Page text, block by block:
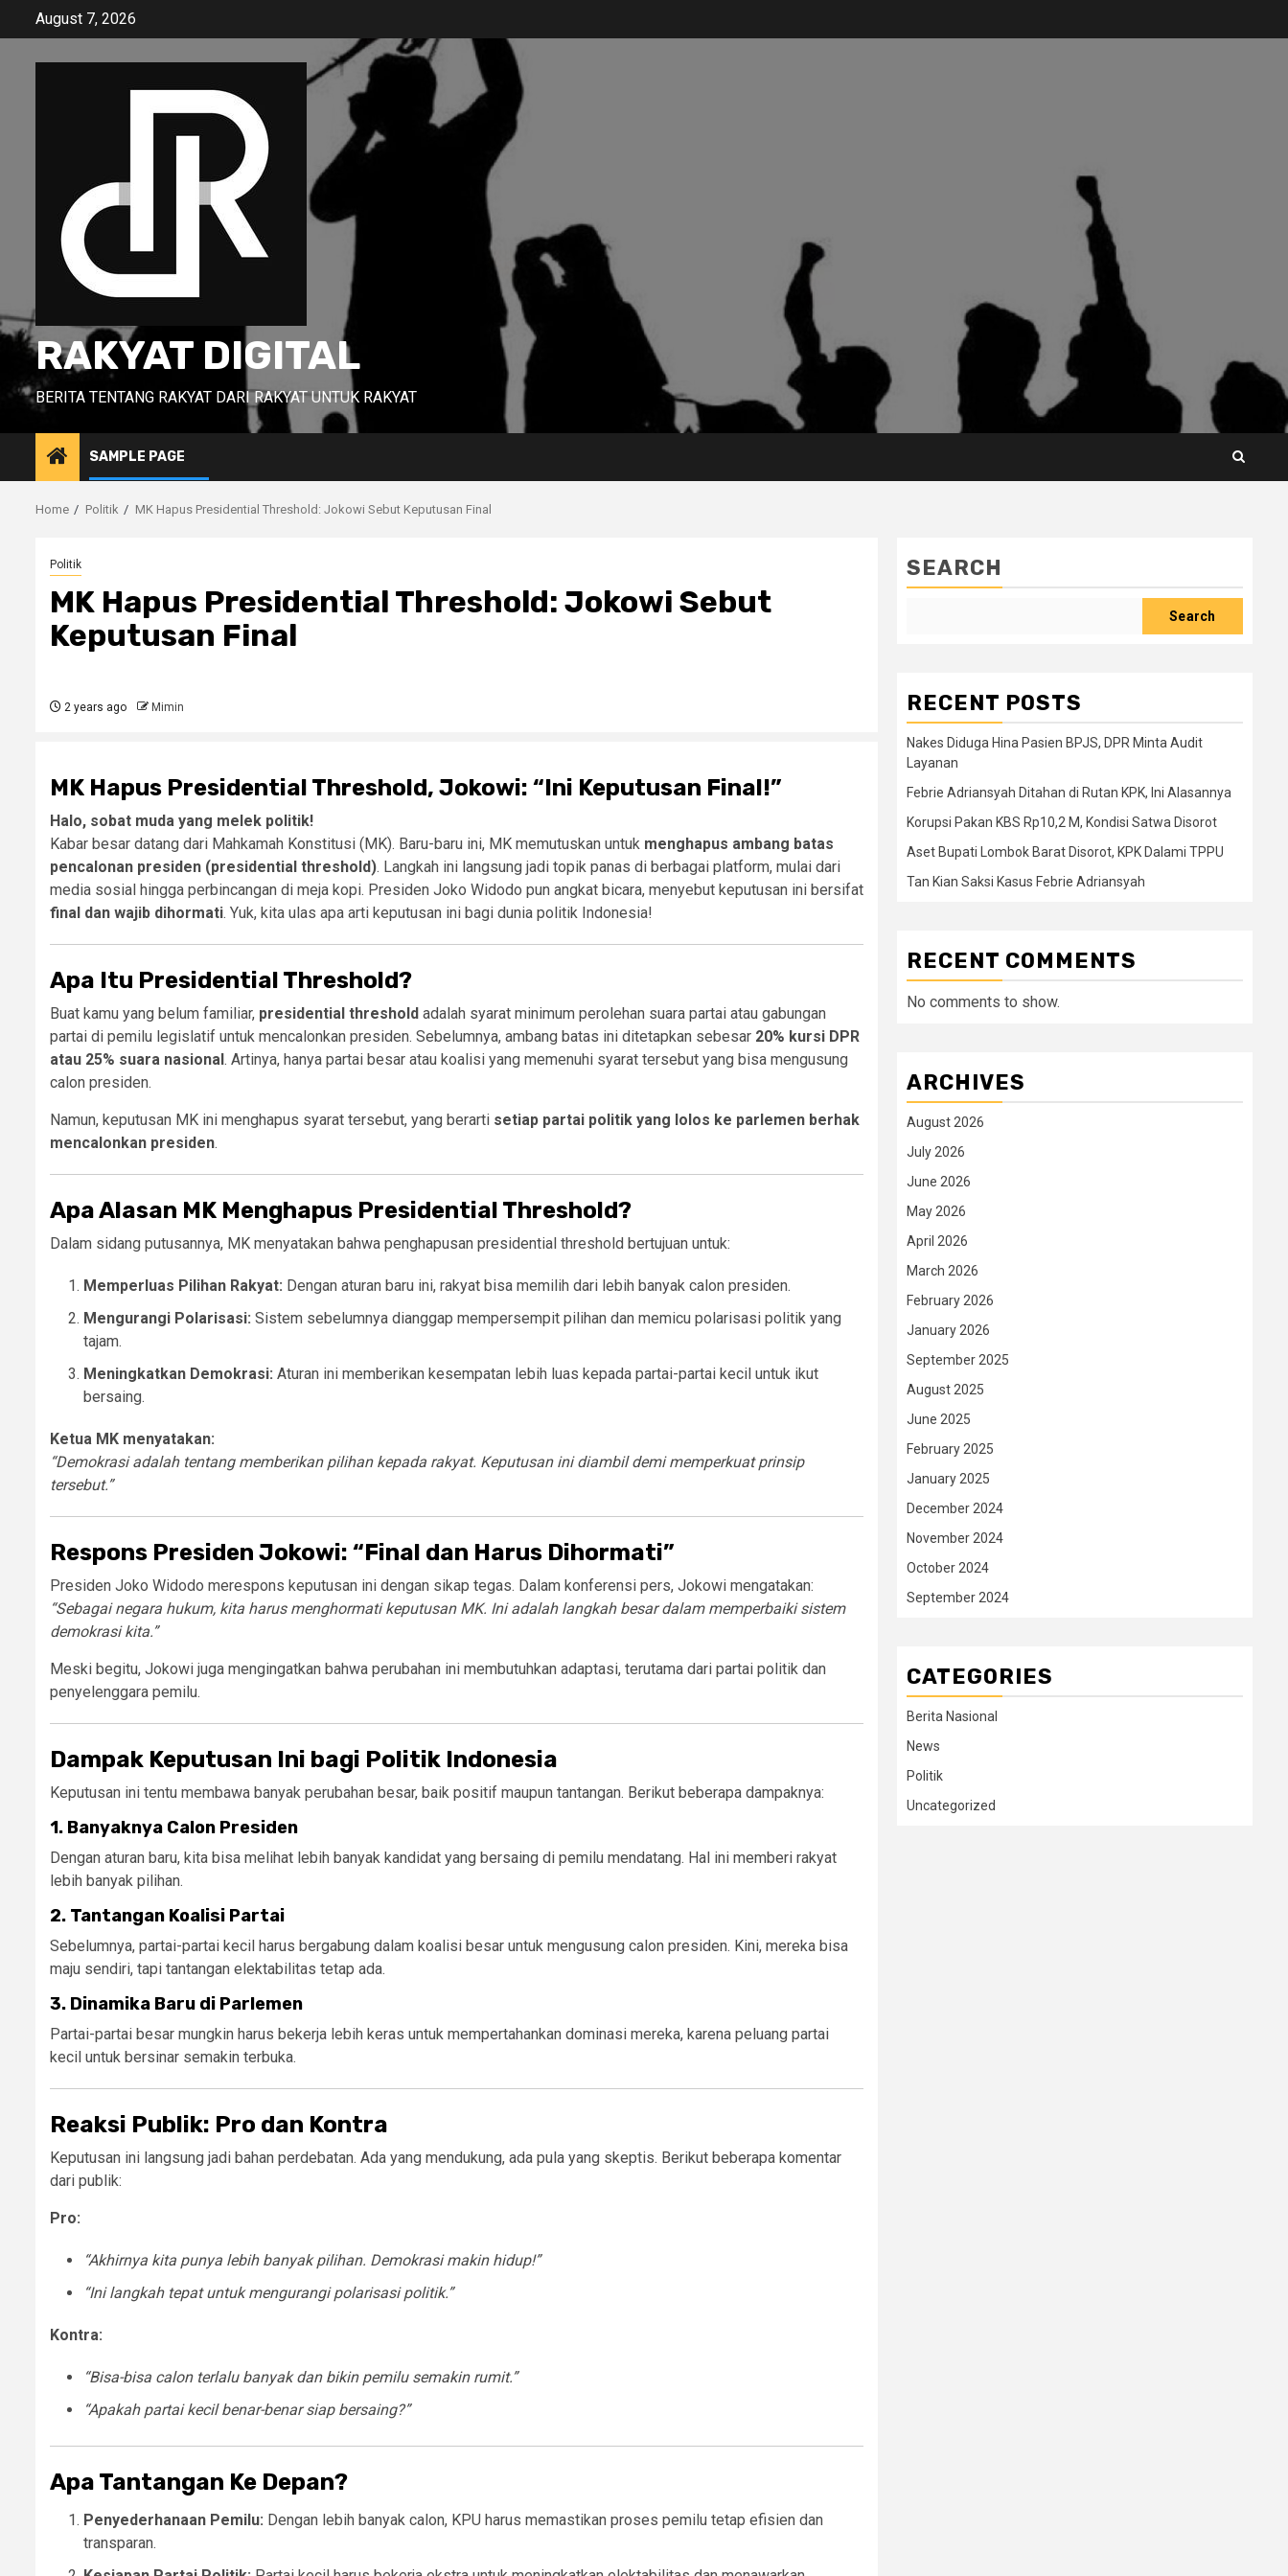
August 7, 2026
RAKYAT DIGITAL
BERITA TENTANG RAKYAT DARI RAKYAT UNTUK RAKYAT
SAMPLE PAGE
Home Politik MK Hapus Presidential Threshold: Jokowi Sebut Keputusan Final
Politik
MK Hapus Presidential Threshold: Jokowi Sebut
Keputusan Final
2 years ago Mimin
MK Hapus Presidential Threshold, Jokowi: “Ini Keputusan Final!”
Halo, sobat muda yang melek politik!
Kabar besar datang dari Mahkamah Konstitusi (MK). Baru-baru ini, MK memutuskan untuk menghapus ambang batas
pencalonan presiden (presidential threshold). Langkah ini langsung jadi topik panas di berbagai platform, mulai dari
media sosial hingga perbincangan di meja kopi. Presiden Joko Widodo pun angkat bicara, menyebut keputusan ini bersifat
final dan wajib dihormati. Yuk, kita ulas apa arti keputusan ini bagi dunia politik Indonesia!
Apa Itu Presidential Threshold?
Buat kamu yang belum familiar, presidential threshold adalah syarat minimum perolehan suara partai atau gabungan
partai di pemilu legislatif untuk mencalonkan presiden. Sebelumnya, ambang batas ini ditetapkan sebesar 20% kursi DPR
atau 25% suara nasional. Artinya, hanya partai besar atau koalisi yang memenuhi syarat tersebut yang bisa mengusung
calon presiden.
Namun, keputusan MK ini menghapus syarat tersebut, yang berarti setiap partai politik yang lolos ke parlemen berhak
mencalonkan presiden.
Apa Alasan MK Menghapus Presidential Threshold?
Dalam sidang putusannya, MK menyatakan bahwa penghapusan presidential threshold bertujuan untuk:
Memperluas Pilihan Rakyat: Dengan aturan baru ini, rakyat bisa memilih dari lebih banyak calon presiden.
Mengurangi Polarisasi: Sistem sebelumnya dianggap mempersempit pilihan dan memicu polarisasi politik yang
tajam.
Meningkatkan Demokrasi: Aturan ini memberikan kesempatan lebih luas kepada partai-partai kecil untuk ikut
bersaing.
Ketua MK menyatakan:
“Demokrasi adalah tentang memberikan pilihan kepada rakyat. Keputusan ini diambil demi memperkuat prinsip
tersebut.”
Respons Presiden Jokowi: “Final dan Harus Dihormati”
Presiden Joko Widodo merespons keputusan ini dengan sikap tegas. Dalam konferensi pers, Jokowi mengatakan:
“Sebagai negara hukum, kita harus menghormati keputusan MK. Ini adalah langkah besar dalam memperbaiki sistem
demokrasi kita.”
Meski begitu, Jokowi juga mengingatkan bahwa perubahan ini membutuhkan adaptasi, terutama dari partai politik dan
penyelenggara pemilu.
Dampak Keputusan Ini bagi Politik Indonesia
Keputusan ini tentu membawa banyak perubahan besar, baik positif maupun tantangan. Berikut beberapa dampaknya:
1. Banyaknya Calon Presiden
Dengan aturan baru, kita bisa melihat lebih banyak kandidat yang bersaing di pemilu mendatang. Hal ini memberi rakyat
lebih banyak pilihan.
2. Tantangan Koalisi Partai
Sebelumnya, partai-partai kecil harus bergabung dalam koalisi besar untuk mengusung calon presiden. Kini, mereka bisa
maju sendiri, tapi tantangan elektabilitas tetap ada.
3. Dinamika Baru di Parlemen
Partai-partai besar mungkin harus bekerja lebih keras untuk mempertahankan dominasi mereka, karena peluang partai
kecil untuk bersinar semakin terbuka.
Reaksi Publik: Pro dan Kontra
Keputusan ini langsung jadi bahan perdebatan. Ada yang mendukung, ada pula yang skeptis. Berikut beberapa komentar
dari publik:
Pro:
“Akhirnya kita punya lebih banyak pilihan. Demokrasi makin hidup!”
“Ini langkah tepat untuk mengurangi polarisasi politik.”
Kontra:
“Bisa-bisa calon terlalu banyak dan bikin pemilu semakin rumit.”
“Apakah partai kecil benar-benar siap bersaing?”
Apa Tantangan Ke Depan?
Penyederhanaan Pemilu: Dengan lebih banyak calon, KPU harus memastikan proses pemilu tetap efisien dan
transparan.
SEARCH
Search
RECENT POSTS
Nakes Diduga Hina Pasien BPJS, DPR Minta Audit
Layanan
Febrie Adriansyah Ditahan di Rutan KPK, Ini Alasannya
Korupsi Pakan KBS Rp10,2 M, Kondisi Satwa Disorot
Aset Bupati Lombok Barat Disorot, KPK Dalami TPPU
Tan Kian Saksi Kasus Febrie Adriansyah
RECENT COMMENTS
No comments to show.
ARCHIVES
August 2026
July 2026
June 2026
May 2026
April 2026
March 2026
February 2026
January 2026
September 2025
August 2025
June 2025
February 2025
January 2025
December 2024
November 2024
October 2024
September 2024
CATEGORIES
Berita Nasional
News
Politik
Uncategorized